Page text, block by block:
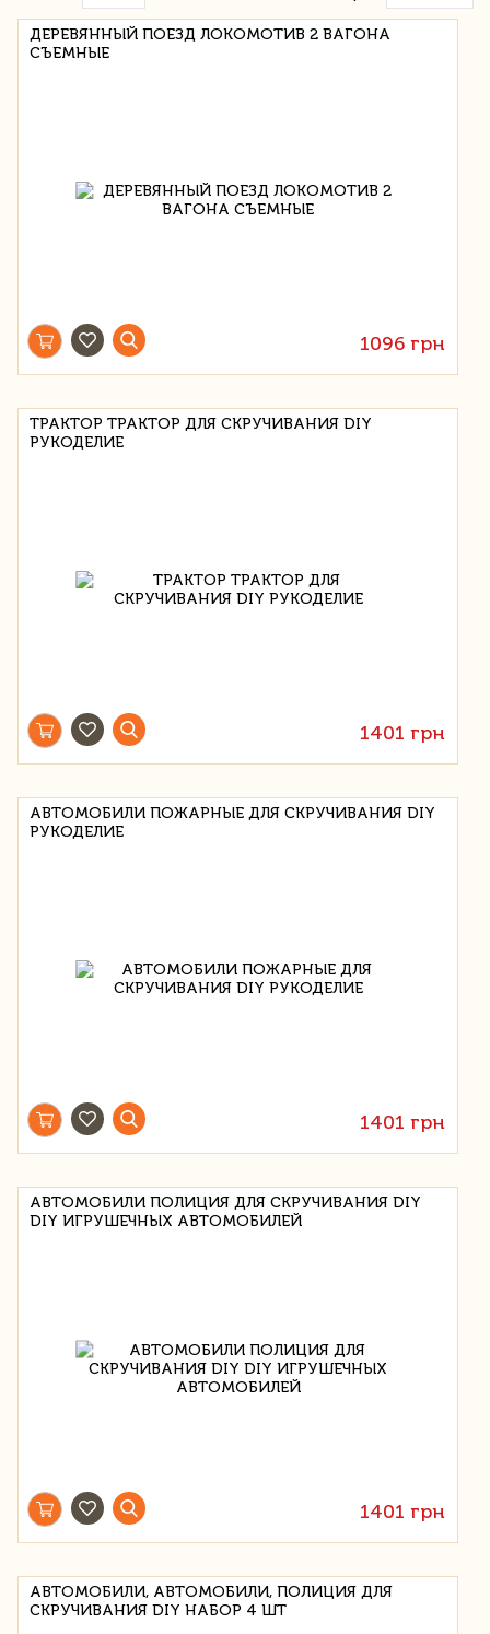
ДЕРЕВЯННЫЙ ПОЕЗД ЛОКОМОТИВ 2 ВАГОНА
СЪЕМНЫЕ
1096 грн
ТРАКТОР ТРАКТОР ДЛЯ СКРУЧИВАНИЯ DIY
РУКОДЕЛИЕ
1401 грн
АВТОМОБИЛИ ПОЖАРНЫЕ ДЛЯ СКРУЧИВАНИЯ DIY
РУКОДЕЛИЕ
1401 грн
АВТОМОБИЛИ ПОЛИЦИЯ ДЛЯ СКРУЧИВАНИЯ DIY
DIY ИГРУШЕЧНЫХ АВТОМОБИЛЕЙ
1401 грн
АВТОМОБИЛИ, АВТОМОБИЛИ, ПОЛИЦИЯ ДЛЯ
СКРУЧИВАНИЯ DIY НАБОР 4 ШТ